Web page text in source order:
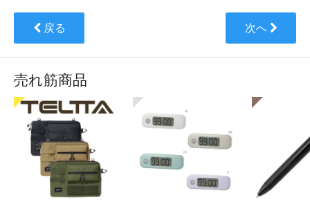
戻る 次へ
売れ筋商品